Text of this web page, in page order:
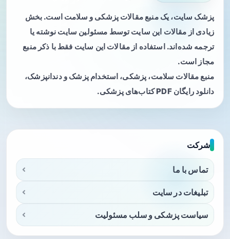
پزشک سایت، یک منبع مقالات پزشکی و سلامت است. بخش
زیادی از مقالات این سایت توسط مسئولین سایت نوشته یا
ترجمه شده‌اند. استفاده از مقالات این سایت فقط با ذکر منبع
مجاز است.
منبع مقالات سلامت، پزشکی، استخدام پزشک و دندانپزشک،
دانلود رایگان PDF کتاب‌های پزشکی.
شرکت
تماس با ما
تبلیغات در سایت
سیاست پزشکی و سلب مسئولیت